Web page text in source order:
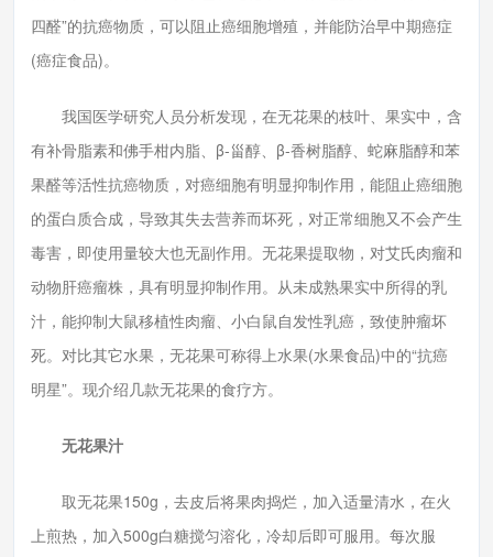
四醛”的抗癌物质，可以阻止癌细胞增殖，并能防治早中期癌症
(癌症食品)。
我国医学研究人员分析发现，在无花果的枝叶、果实中，含
有补骨脂素和佛手柑内脂、β-甾醇、β-香树脂醇、蛇麻脂醇和苯
果醛等活性抗癌物质，对癌细胞有明显抑制作用，能阻止癌细胞
的蛋白质合成，导致其失去营养而坏死，对正常细胞又不会产生
毒害，即使用量较大也无副作用。无花果提取物，对艾氏肉瘤和
动物肝癌瘤株，具有明显抑制作用。从未成熟果实中所得的乳
汁，能抑制大鼠移植性肉瘤、小白鼠自发性乳癌，致使肿瘤坏
死。对比其它水果，无花果可称得上水果(水果食品)中的“抗癌
明星”。现介绍几款无花果的食疗方。
无花果汁
取无花果150g，去皮后将果肉捣烂，加入适量清水，在火
上煎热，加入500g白糖搅匀溶化，冷却后即可服用。每次服